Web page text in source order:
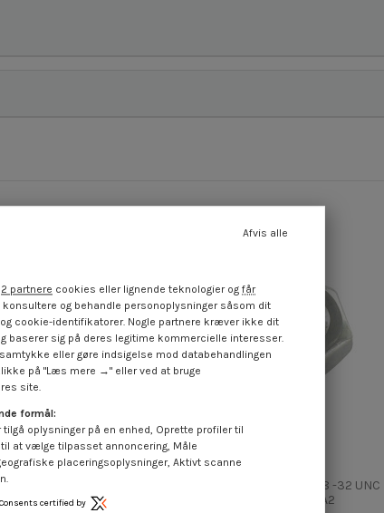
møtrik N10 -24 UNC
Rustfrit stål A2
Sekskantet møtrik N8 -32 UNC
Rustfrit stål A2
Afvis alle
2 partnere cookies eller lignende teknologier og får
konsultere og behandle personoplysninger såsom dit
cookie-identifikatorer. Nogle partnere kræver ikke dit
baserer sig på deres legitime kommercielle interesser.
eller gøre indsigelse mod databehandlingen
på "Læs mere →" eller ved at bruge
site.
formål:
oplysninger på en enhed, Oprette profiler til
at vælge tilpasset annoncering, Måle
placeringsoplysninger, Aktivt scanne
Consents certified by